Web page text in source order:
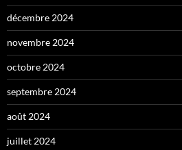
décembre 2024
novembre 2024
octobre 2024
septembre 2024
août 2024
juillet 2024